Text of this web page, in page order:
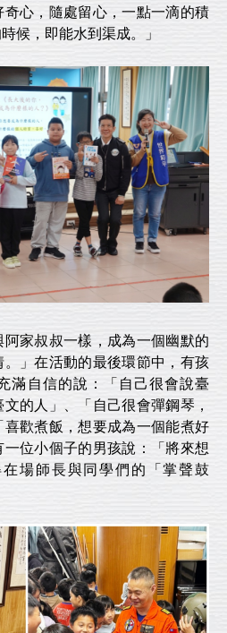
奇心，隨處留心，一點一滴的積
候，即能水到渠成。」
家叔叔一樣，成為一個幽默的
。」在活動的最後環節中，有孩
滿自信的說：「自己很會說臺
的人」、「自己很會彈鋼琴，
歡煮飯，想要成為一個能煮好
位小個子的男孩說：「將來想
場師長與同學們的「掌聲鼓